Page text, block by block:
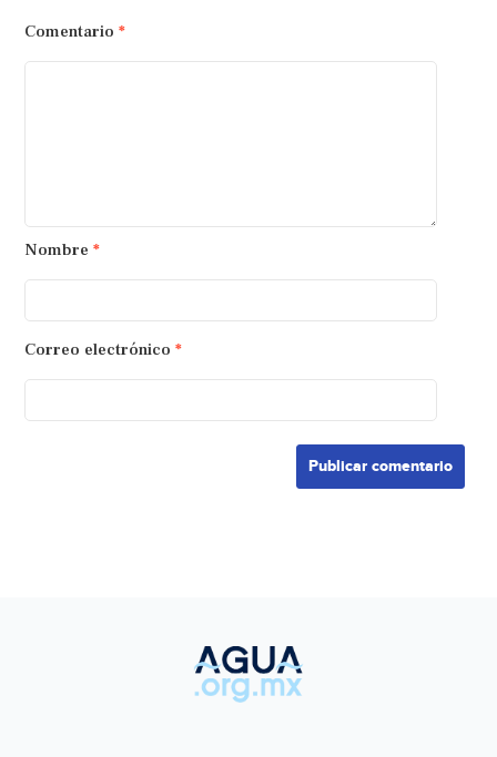
Comentario *
Nombre *
Correo electrónico *